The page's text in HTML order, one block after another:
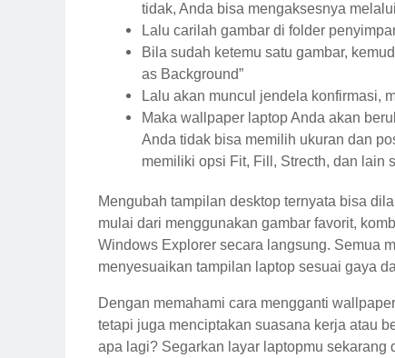
tidak, Anda bisa mengaksesnya
Lalu carilah gambar di folder
Bila sudah ketemu satu gambar,
as Background”
Lalu akan muncul jendela konfirmasi,
Maka wallpaper laptop Anda akan
Anda tidak bisa memilih ukuran dan
memiliki opsi Fit, Fill, Strecth, dan lain
Mengubah tampilan desktop ternyata bisa
mulai dari menggunakan gambar favorit,
Windows Explorer secara langsung. Semua
menyesuaikan tampilan laptop sesuai gaya
Dengan memahami cara mengganti
tetapi juga menciptakan suasana kerja atau
apa lagi? Segarkan layar laptopmu sekarang